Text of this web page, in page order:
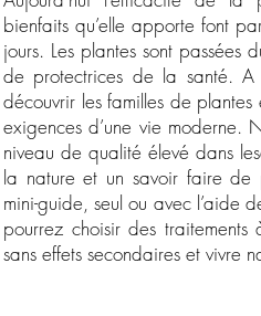
bienfaits qu’elle apporte font
jours. Les plantes sont passées
de protectrices de la santé.
découvrir les familles de
exigences d’une vie moderne.
niveau de qualité élevé dans
la nature et un savoir faire de
mini-guide, seul ou avec l’aide
pourrez choisir des
sans effets secondaires et vivre